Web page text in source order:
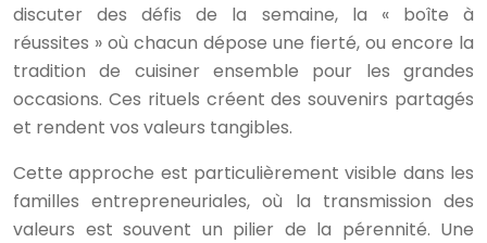
discuter des défis de la semaine, la « boîte à
réussites » où chacun dépose une fierté, ou encore la
tradition de cuisiner ensemble pour les grandes
occasions. Ces rituels créent des souvenirs partagés
et rendent vos valeurs tangibles.
Cette approche est particulièrement visible dans les
familles entrepreneuriales, où la transmission des
valeurs est souvent un pilier de la pérennité. Une